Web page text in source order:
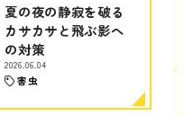
夏の夜の静寂を破る
カサカサと飛ぶ影へ
の対策
2026.06.04
害虫